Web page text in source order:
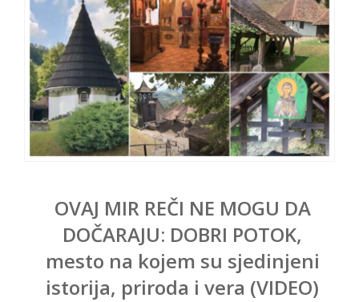
OVAJ MIR REČI NE MOGU DA
DOČARAJU: DOBRI POTOK,
mesto na kojem su sjedinjeni
istorija, priroda i vera (VIDEO)